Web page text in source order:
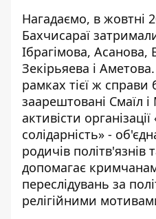
Нагадаємо, в жовтні
Бахчисараї
Ібрагімова, Асанова,
Зекірьяева і
рамках тієї ж справи
заарештовані Смаїл
активісти
солідарність» -
родичів політв'язнів
допомагає
переслідувань за
релігійними